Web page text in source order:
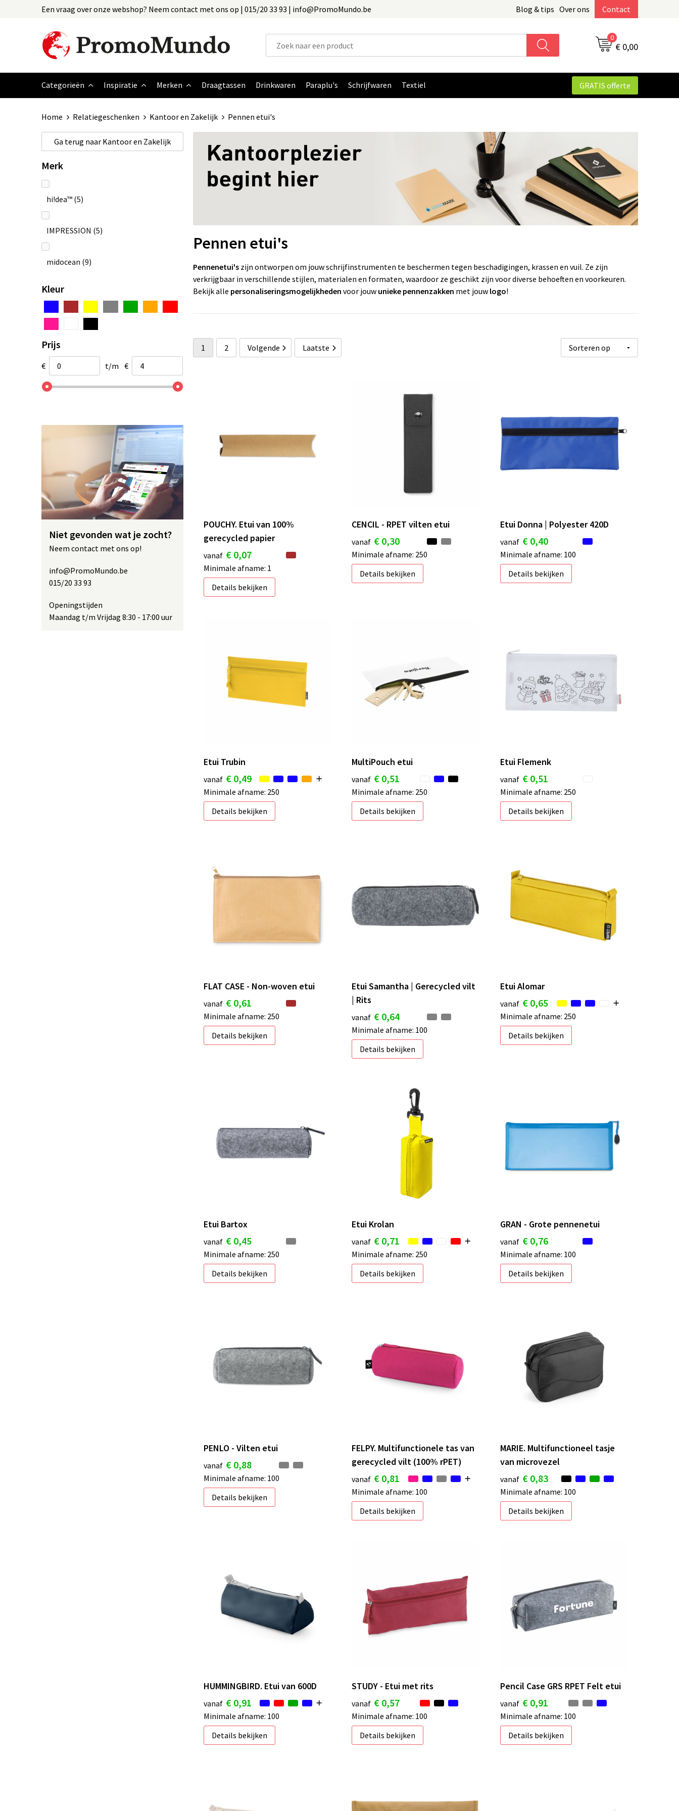
Een vraag over onze webshop? Neem contact met ons op | 015/20 33 93 | info@PromoMundo.be Blog & tips Over ons Contact
0
€ 0,00
Categorieën Inspiratie Merken Draagtassen Drinkwaren Paraplu's Schrijfwaren Textiel GRATIS offerte
Home Relatiegeschenken Kantoor en Zakelijk Pennen etui's
Ga terug naar Kantoor en Zakelijk
Merk
hi!dea™ (5)
IMPRESSION (5)
midocean (9)
Kleur
Prijs
€ t/m €
Niet gevonden wat je zocht?
Neem contact met ons op!
info@PromoMundo.be
015/20 33 93
Openingstijden
Maandag t/m Vrijdag 8:30 - 17:00 uur
Pennen etui's
Pennenetui's zijn ontworpen om jouw schrijfinstrumenten te beschermen tegen beschadigingen, krassen en vuil. Ze zijn
verkrijgbaar in verschillende stijlen, materialen en formaten, waardoor ze geschikt zijn voor diverse behoeften en voorkeuren.
Bekijk alle personaliseringsmogelijkheden voor jouw unieke pennenzakken met jouw logo!
1 2 Volgende Laatste
POUCHY. Etui van 100%
gerecycled papier
vanaf € 0,07
Minimale afname: 1
Details bekijken
CENCIL - RPET vilten etui
vanaf € 0,30
Minimale afname: 250
Details bekijken
Etui Donna | Polyester 420D
vanaf € 0,40
Minimale afname: 100
Details bekijken
Etui Trubin
vanaf € 0,49
Minimale afname: 250
Details bekijken
MultiPouch etui
vanaf € 0,51
Minimale afname: 250
Details bekijken
Etui Flemenk
vanaf € 0,51
Minimale afname: 250
Details bekijken
FLAT CASE - Non-woven etui
vanaf € 0,61
Minimale afname: 250
Details bekijken
Etui Samantha | Gerecycled vilt
| Rits
vanaf € 0,64
Minimale afname: 100
Details bekijken
Etui Alomar
vanaf € 0,65
Minimale afname: 250
Details bekijken
Etui Bartox
vanaf € 0,45
Minimale afname: 250
Details bekijken
Etui Krolan
vanaf € 0,71
Minimale afname: 250
Details bekijken
GRAN - Grote pennenetui
vanaf € 0,76
Minimale afname: 100
Details bekijken
PENLO - Vilten etui
vanaf € 0,88
Minimale afname: 100
Details bekijken
FELPY. Multifunctionele tas van
gerecycled vilt (100% rPET)
vanaf € 0,81
Minimale afname: 100
Details bekijken
MARIE. Multifunctioneel tasje
van microvezel
vanaf € 0,83
Minimale afname: 100
Details bekijken
HUMMINGBIRD. Etui van 600D
vanaf € 0,91
Minimale afname: 100
Details bekijken
STUDY - Etui met rits
vanaf € 0,57
Minimale afname: 100
Details bekijken
Pencil Case GRS RPET Felt etui
vanaf € 0,91
Minimale afname: 100
Details bekijken